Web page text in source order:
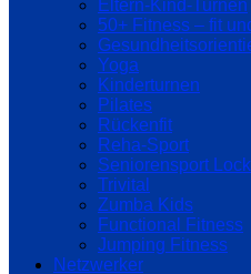
Eltern-Kind-Turnen
50+ Fitness – fit
Yoga
Kinderturnen
Pilates
Rückenfit
Reha-Sport
Seniorensport
Trivital
Zumba Kids
Functional Fitness
Jumping Fitness
Netzwerker